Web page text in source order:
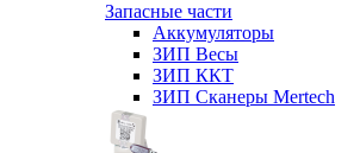
Запасные части
Аккумуляторы
ЗИП Весы
ЗИП ККТ
ЗИП Сканеры Mertech